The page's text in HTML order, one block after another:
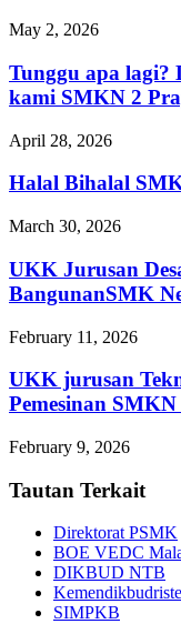
May 2, 2026
Tunggu apa lagi?
kami SMKN 2
April 28, 2026
Halal Bihalal
March 30, 2026
UKK Jurusan
BangunanSMK
February 11, 2026
UKK jurusan
Pemesinan
February 9, 2026
Tautan Terkait
Direktorat PSMK
BOE VEDC
DIKBUD NTB
SIMPKB